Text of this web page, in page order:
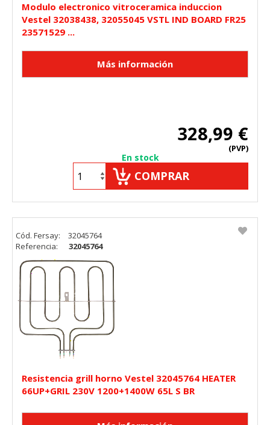
Modulo electronico vitroceramica induccion
Vestel 32038438, 32055045 VSTL IND BOARD FR25
23571529 ...
328,99 €
(PVP)
En stock
COMPRAR
Resistencia grill horno Vestel 32045764 HEATER
66UP+GRIL 230V 1200+1400W 65L S BR
Cód. Fersay:
32045764
Referencia:
32045764